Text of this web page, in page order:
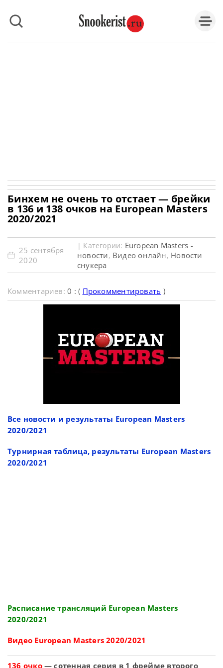
Бинхем не очень то отстает — брейки
в 136 и 138 очков на European Masters
2020/2021
25 сентября
2020
| Категории: European Masters -
новости, Видео онлайн, Новости
снукера
Комментариев:0 : ( Прокомментировать )
Все новости и результаты European Masters
2020/2021
Турнирная таблица, результаты European Masters
2020/2021
Расписание трансляций European Masters
2020/2021
Видео European Masters 2020/2021
136 очко— сотенная серия в 1 фрейме второго